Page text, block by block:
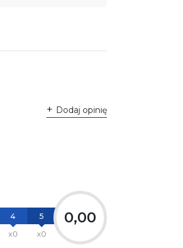
Dodaj opinię
4
x0
5
x0
0,00